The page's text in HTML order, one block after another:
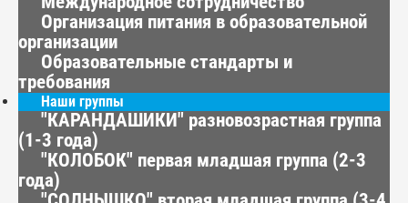
Организация питания в образовательной
организации
Образовательные стандарты и
требования
Наши группы
"КАРАНДАШИКИ" разновозрастная группа
(1-3 года)
"КОЛОБОК" первая младшая группа (2-3
года)